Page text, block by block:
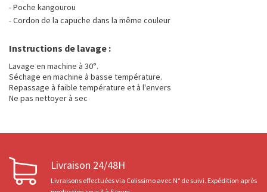
- Poche kangourou
- Cordon de la capuche dans la même couleur
Instructions de lavage :
Lavage en machine à 30°.
Séchage en machine à basse température.
Repassage à faible température et à l'envers
Ne pas nettoyer à sec
Livraison 24/48H
Livraisons effectuées via Colissimo avec N° de suivi. Expédition après